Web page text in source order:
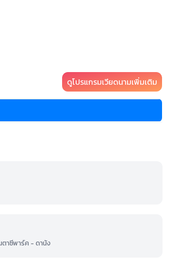
ดูโปรแกรมเวียดนามเพิ่มเติม
าซีพาร์ค - ดานัง